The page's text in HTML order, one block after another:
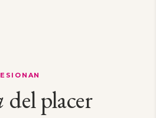
del placer